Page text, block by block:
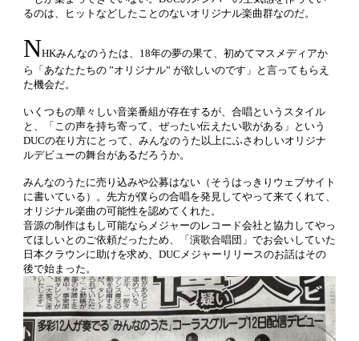
るのは、ヒットなどしたことのないオリジナル楽曲群なのだ。
NHKみんなのうたは、18年の夢の果て、初めてマスメディアか
ら「あなたたちの ”オリジナル” が欲しいのです」と言ってもらえ
た機会だ。
いくつもの華々しい音楽番組が存在するが、合唱というスタイル
と、「この声を持ち寄って、ぜったい伝えたい歌がある」という
DUCの在り方にとって、みんなのうた以上にふさわしいオリジナ
ルデビューの舞台があるだろうか。
みんなのうたに売り込みや公募はない（そうはっきりウェブサイト
に書いている）。先方が僕らの合唱を発見してやって来てくれて、
オリジナル楽曲の可能性を認めてくれた。
音源の制作はもし可能ならメジャーのレコード会社と協力してやっ
てほしいとのご依頼だったため、「演歌合唱団」でお会いしていた
日本クラウンに助けを求め、DUCメジャーリリースのお話はその
後で始まった。